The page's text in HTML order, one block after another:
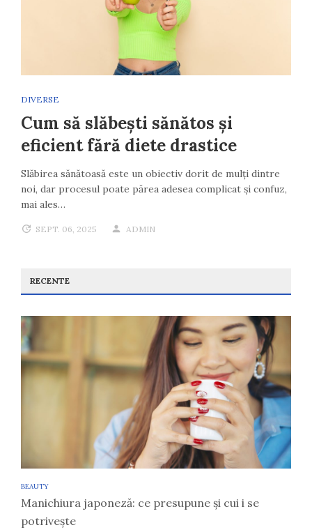
DIVERSE
Cum să slăbești sănătos și
eficient fără diete drastice
Slăbirea sănătoasă este un obiectiv dorit de mulți dintre
noi, dar procesul poate părea adesea complicat și confuz,
mai ales…
SEPT. 06, 2025 ADMIN
RECENTE
BEAUTY
Manichiura japoneză: ce presupune și cui i se
potrivește